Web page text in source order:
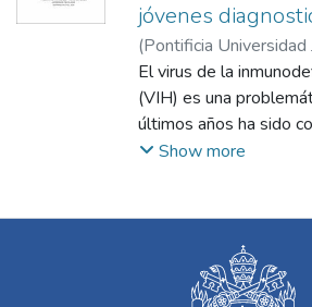
jóvenes
(Pontificia Universidad
Mosquera Quintero,
Correa Sánchez,
El virus de la
(VIH) es una
últimos años ha sido
tema de salud pública
gran reto a los
diagnosticados, ya
Show more